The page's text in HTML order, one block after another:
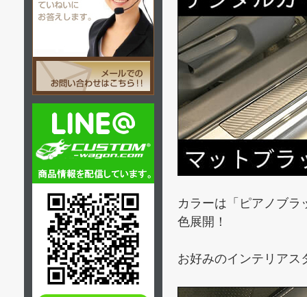
カラーは「ピアノブラ
色展開！
お好みのインテリアス